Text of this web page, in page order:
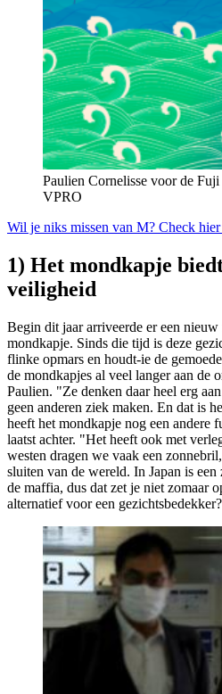
Paulien Cornelisse voor de Fuji
VPRO
Wil je niks missen van M? Check
1) Het mondkapje
veiligheid
Begin dit jaar arriveerde er een
mondkapje. Sinds die tijd is deze
flinke opmars en houdt-ie de
de mondkapjes al veel langer aan de
Paulien. "Ze denken daar heel erg
geen anderen ziek maken. En dat is
heeft het mondkapje nog een andere
laatst achter. "Het heeft ook met
westen dragen we vaak een
sluiten van de wereld. In Japan is een
de maffia, dus dat zet je niet zomaar
alternatief voor een